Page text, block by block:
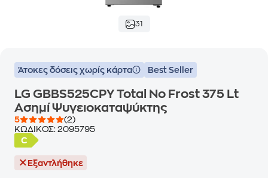
31
Άτοκες δόσεις χωρίς κάρτα Best Seller
LG GBBS525CPY Total No Frost 375 Lt
Aσημί Ψυγειοκαταψύκτης
5
(2)
ΚΩΔΙΚΟΣ: 2095795
Εξαντλήθηκε